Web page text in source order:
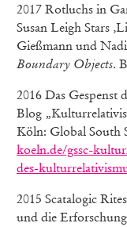
2017 Rotluchs in
Susan Leigh Stars
Gießmann und
Boundary Objects.
2016 Das Gespenst
Blog
Köln: Global South
koeln.de/gssc-
des-
2015 Scatalogic
und die